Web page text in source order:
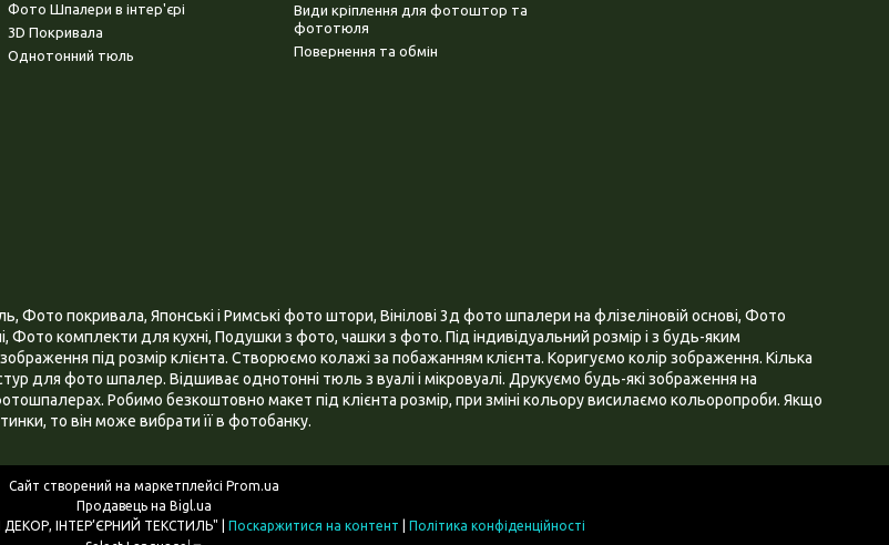
Фото Шпалери в інтер'єрі
3D Покривала
Однотонний тюль
Види кріплення для фотоштор та
фототюля
Повернення та обмін
покривала, Японські і Римські фото штори, Вінілові 3д фото шпалери на флізеліновій основі, Фото
комплекти для кухні, Подушки з фото, чашки з фото. Під індивідуальний розмір і з будь-яким
під розмір клієнта. Створюємо колажі за побажанням клієнта. Коригуємо колір зображення. Кілька
для фото шпалер. Відшиває однотонні тюль з вуалі і мікровуалі. Друкуємо будь-які зображення на
Робимо безкоштовно макет під клієнта розмір, при зміні кольору висилаємо кольоропроби. Якщо
то він може вибрати її в фотобанку.
Сайт створений на маркетплейсі Prom.ua
Продавець на Bigl.ua
Поскаржитися на контент
Політика конфіденційності